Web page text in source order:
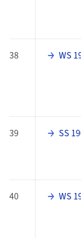
38 WS
39 SS
40 WS